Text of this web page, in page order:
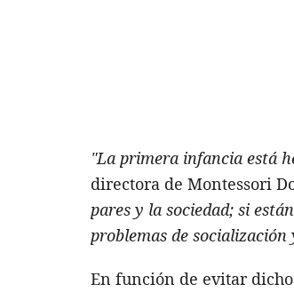
"La primera infancia está
directora de Montessori
pares y la sociedad; si
problemas de
En función de evitar